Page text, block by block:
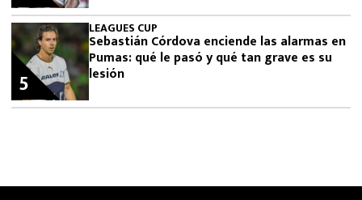
LEAGUES CUP
Sebastián Córdova enciende las alarmas en
Pumas: qué le pasó y qué tan grave es su
lesión
5